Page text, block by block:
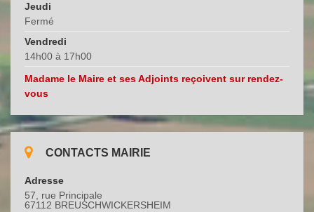
Jeudi
Fermé
Vendredi
14h00 à 17h00
Madame le Maire et ses Adjoints reçoivent sur rendez-
vous
CONTACTS MAIRIE
Adresse
57, rue Principale
67112 BREUSCHWICKERSHEIM